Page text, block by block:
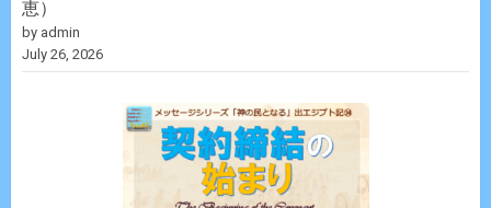
恵）
by admin
July 26, 2026